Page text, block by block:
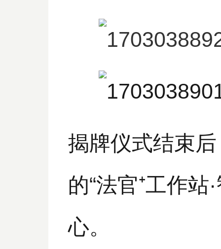
揭牌仪式结束
的“法官⁺工作站
心。